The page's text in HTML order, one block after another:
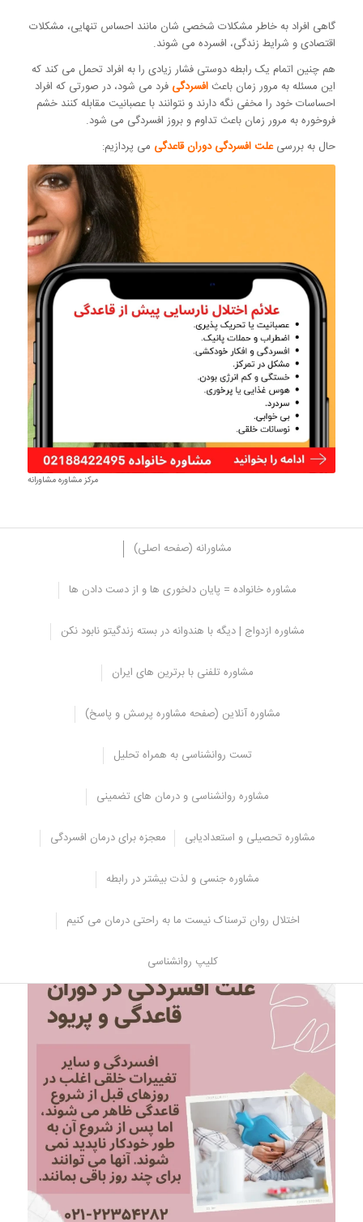
گاهی افراد به خاطر مشکلات شخصی شان مانند احساس تنهایی، مشکلات
اقتصادی و شرایط زندگی، افسرده می شوند.
هم چنین اتمام یک رابطه دوستی فشار زیادی را به افراد تحمل می کند که
این مسئله به مرور زمان باعث افسردگی فرد می شود، در صورتی که افراد
احساسات خود را مخفی نگه دارند و نتوانند با عصبانیت مقابله کنند خشم
فروخوره به مرور زمان باعث تداوم و بروز افسردگی می شود.
حال به بررسیعلت افسردگی دوران قاعدگی می پردازیم:
مرکز مشاوره مشاورانه
مشاورانه (صفحه اصلی)
مشاوره خانواده = پایان دلخوری ها و از دست دادن ها
مشاوره ازدواج | دیگه با هندوانه در بسته زندگیتو نابود نکن
مشاوره تلفنی با برترین های ایران
مشاوره آنلاین (صفحه مشاوره پرسش و پاسخ)
تست روانشناسی به همراه تحلیل
مشاوره روانشناسی و درمان های تضمینی
مشاوره تحصیلی و استعدادیابی معجزه برای درمان افسردگی
مشاوره جنسی و لذت بیشتر در رابطه
اختلال روان ترسناک نیست ما به راحتی درمان می کنیم
کلیپ روانشناسی
علت افسردگی در دوران قاعدگی و
پریود
پریودها می توانند علائم ناراحت کننده زیادی ایجاد کنند. این علائم از فردی
عضلات، خستگی و سردرد است.
. ممکن است در دوران قاعدگی علائم زیر را تجربه کنید.
احساس ناخوشی
احساس غم و اندوه مداوم
افسردگی